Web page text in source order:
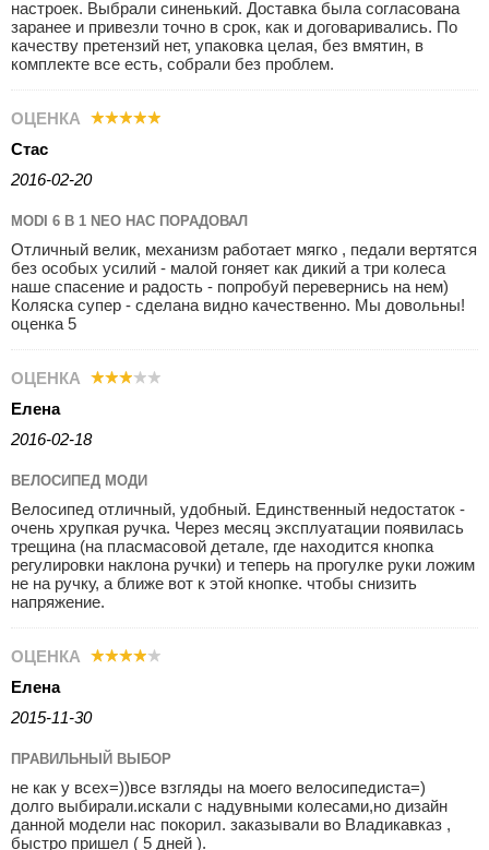
настроек. Выбрали синенький. Доставка была согласована
заранее и привезли точно в срок, как и договаривались. По
качеству претензий нет, упаковка целая, без вмятин, в
комплекте все есть, собрали без проблем.
ОЦЕНКА
Стас
2016-02-20
MODI 6 В 1 NEO НАС ПОРАДОВАЛ
Отличный велик, механизм работает мягко , педали вертятся
без особых усилий - малой гоняет как дикий а три колеса
наше спасение и радость - попробуй перевернись на нем)
Коляска супер - сделана видно качественно. Мы довольны!
оценка 5
ОЦЕНКА
Елена
2016-02-18
ВЕЛОСИПЕД MOДИ
Велосипед отличный, удобный. Единственный недостаток -
очень хрупкая ручка. Через месяц эксплуатации появилась
трещина (на пласмасовой детале, где находится кнопка
регулировки наклона ручки) и теперь на прогулке руки ложим
не на ручку, а ближе вот к этой кнопке. чтобы снизить
напряжение.
ОЦЕНКА
Елена
2015-11-30
ПРАВИЛЬНЫЙ ВЫБОР
не как у всех=))все взгляды на моего велосипедиста=)
долго выбирали.искали с надувными колесами,но дизайн
данной модели нас покорил. заказывали во Владикавказ ,
быстро пришел ( 5 дней ).